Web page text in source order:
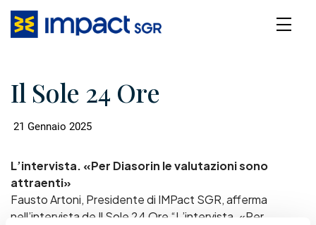
Il Sole 24 Ore
21 Gennaio 2025
L’intervista. «Per Diasorin le valutazioni sono
attraenti»
Fausto Artoni, Presidente di IMPact SGR, afferma
nell’intervista de Il Sole 24 Ore “L’intervista. «Per